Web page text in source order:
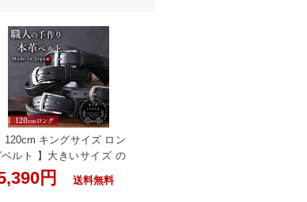
120cm キングサイズ ロン
ベルト 】大きいサイズ の
革ベルト をお求めの方は
チラ！[大きいサイズ]いん
円 送料無料